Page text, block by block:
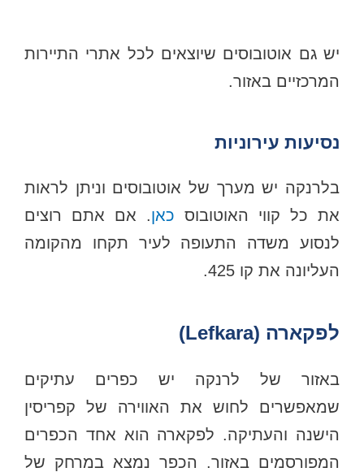
יש גם אוטובוסים שיוצאים לכל אתרי התיירות
המרכזיים באזור.
נסיעות עירוניות
בלרנקה יש מערך של אוטובוסים וניתן לראות
את כל קווי האוטובוס כאן. אם אתם רוצים
לנסוע משדה התעופה לעיר תקחו מהקומה
העליונה את קו 425.
לפקארה (Lefkara)
באזור של לרנקה יש כפרים עתיקים
שמאפשרים לחוש את האווירה של קפריסין
הישנה והעתיקה. לפקארה הוא אחד הכפרים
המפורסמים באזור. הכפר נמצא במרחק של